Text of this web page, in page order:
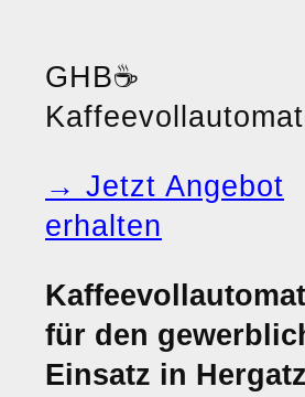
GHB☕
→ Jetzt Angebot
erhalten
für den
Einsatz in Hergatz